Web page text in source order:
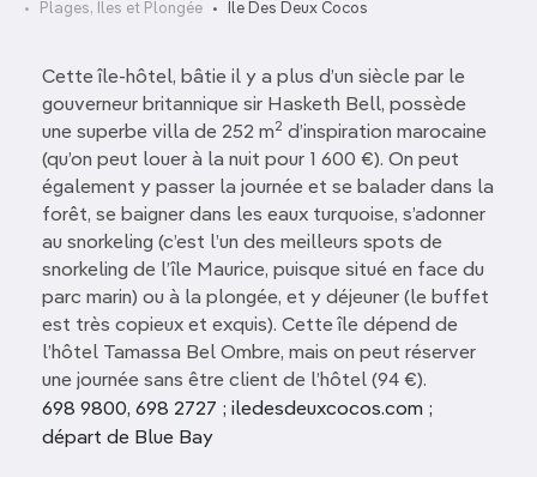
Plages, Îles et Plongée
Île Des Deux Cocos
Cette île-hôtel, bâtie il y a plus d’un siècle par le
gouverneur britannique sir Hasketh Bell, possède
une superbe villa de 252 m2 d’inspiration marocaine
(qu’on peut louer à la nuit pour 1 600 €). On peut
également y passer la journée et se balader dans la
forêt, se baigner dans les eaux turquoise, s’adonner
au snorkeling (c’est l’un des meilleurs spots de
snorkeling de l’île Maurice, puisque situé en face du
parc marin) ou à la plongée, et y déjeuner (le buffet
est très copieux et exquis). Cette île dépend de
l’hôtel Tamassa Bel Ombre, mais on peut réserver
une journée sans être client de l’hôtel (94 €).
698 9800, 698 2727 ; iledesdeuxcocos.com ;
départ de Blue Bay